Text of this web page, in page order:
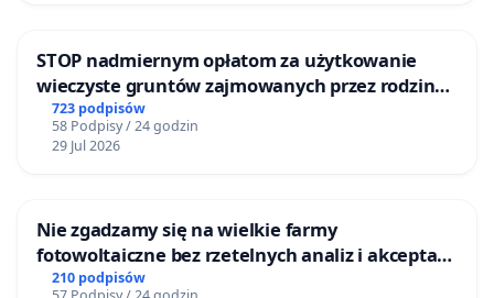
STOP nadmiernym opłatom za użytkowanie
wieczyste gruntów zajmowanych przez rodzinne
ogrody działkowe.
723 podpisów
58 Podpisy / 24 godzin
29 Jul 2026
Nie zgadzamy się na wielkie farmy
fotowoltaiczne bez rzetelnych analiz i akceptacji
mieszkańców
210 podpisów